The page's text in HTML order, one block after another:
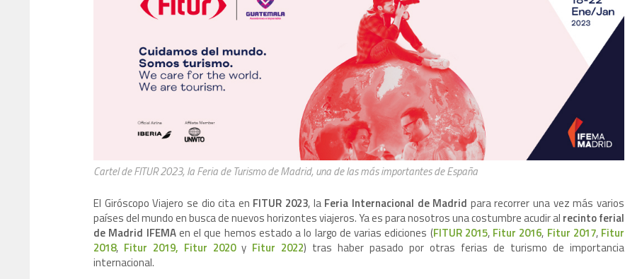
Cartel de FITUR 2023, la Feria de Turismo de Madrid, una de las más importantes de España
El Giróscopo Viajero se dio cita en FITUR 2023, la Feria Internacional de Madrid para recorrer una vez más varios
países del mundo en busca de nuevos horizontes viajeros. Ya es para nosotros una costumbre acudir al recinto ferial
de Madrid IFEMAen el que hemos estado a lo largo de varias ediciones (FITUR 2015, Fitur 2016, Fitur 2017, Fitur
2018, Fitur 2019, Fitur 2020 y Fitur 2022) tras haber pasado por otras ferias de turismo de importancia
internacional.